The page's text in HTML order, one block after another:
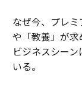
なぜ今、プレミ
や「教養」が
ビジネスシー
いる。